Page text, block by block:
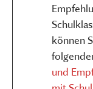
können
und